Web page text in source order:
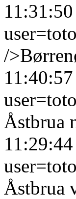
/
Åstbrua
Åstbrua